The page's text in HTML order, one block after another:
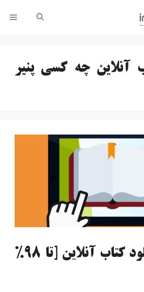
آنلاین چه کسي پنير
خرید و دانلود کتاب آنلاین [تا 98%